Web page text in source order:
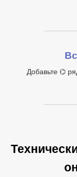
Добавьте ⌬